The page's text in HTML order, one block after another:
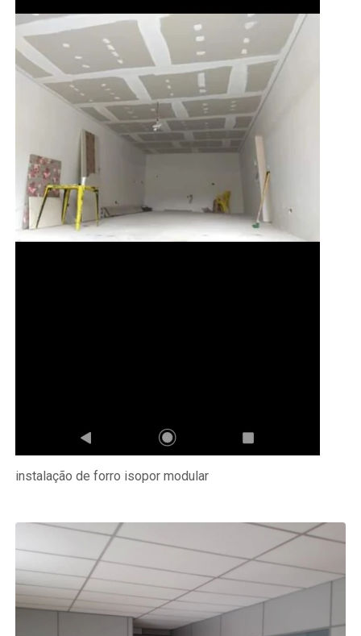
instalação de forro isopor modular